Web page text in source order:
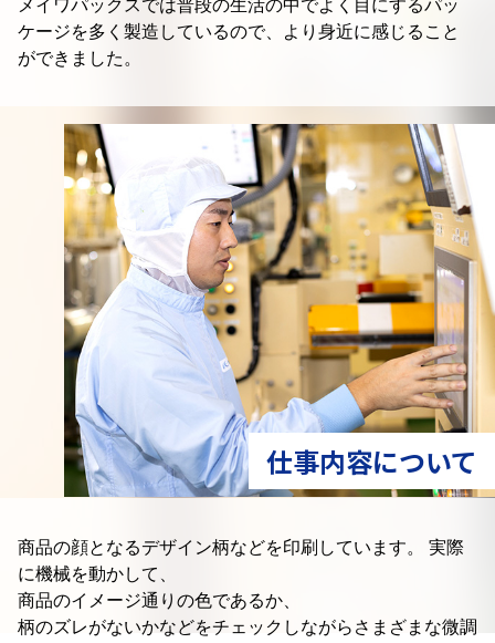
メイワパックスでは普段の生活の中でよく目にするパッ
ケージを多く製造しているので、
より身近に感じること
ができました。
仕事内容について
商品の顔となるデザイン柄などを印刷しています。
実際
に機械を動かして、
商品のイメージ通りの色であるか、
柄のズレがないかなどをチェックしながらさまざまな微調